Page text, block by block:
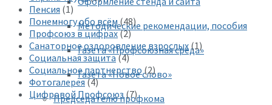
Методические рекомендации, пособия
Газета «Профсоюзная среда»
Газета «Новое слово»
Председателю профкома
Пенсия (1)
Понемногу обо всём(48)
Профсоюз в цифрах(2)
Санаторное оздоровление взрослых(1)
Социальная защита(4)
Социальное партнерство(2)
Фотогалерея(4)
Цифровой Профсоюз(7)